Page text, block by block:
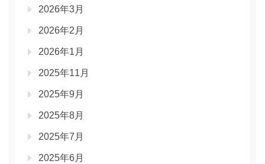
2026年3月
2026年2月
2026年1月
2025年11月
2025年9月
2025年8月
2025年7月
2025年6月